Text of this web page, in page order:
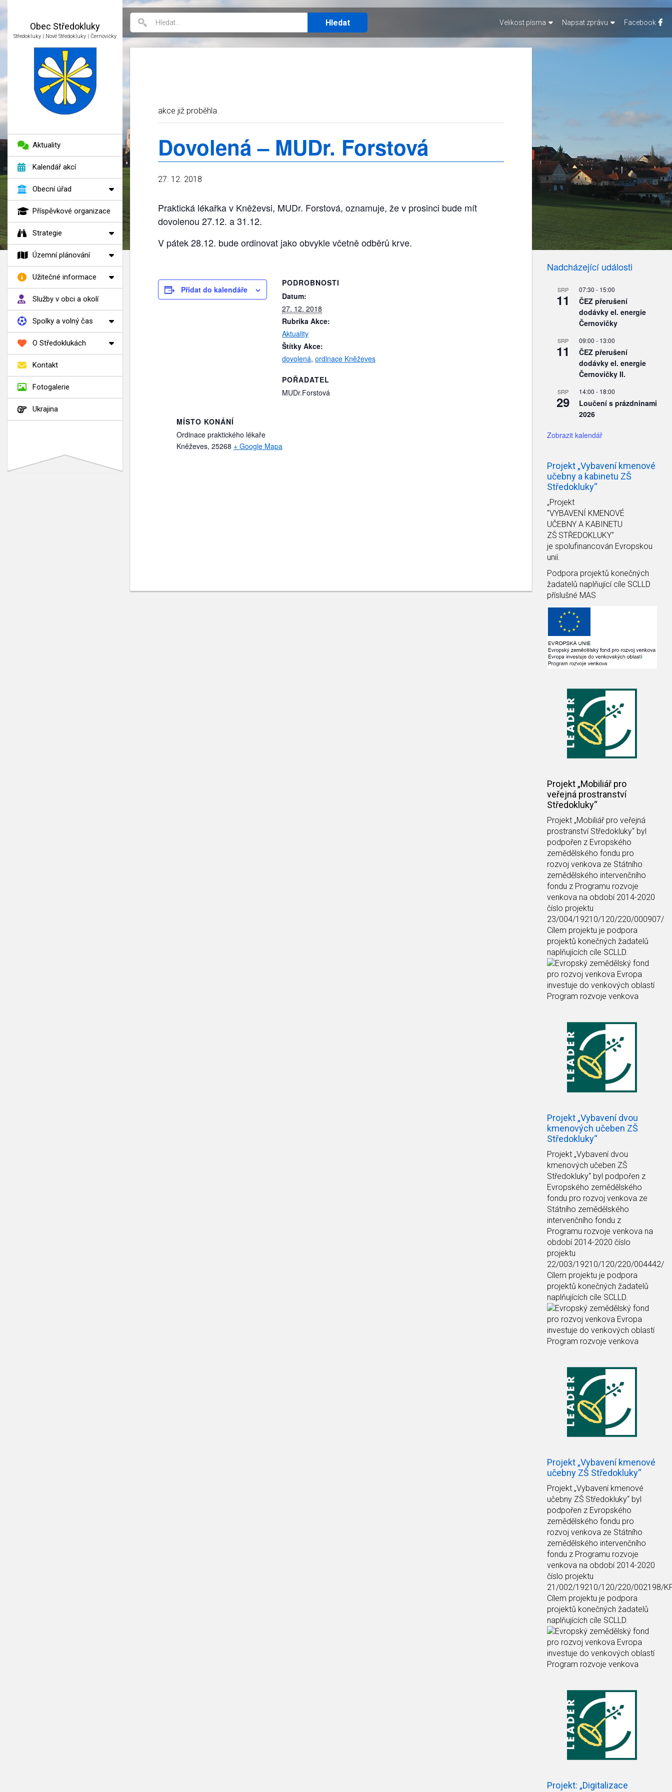
Obec Středokluky
Středokluky | Nové Středokluky | Černovičky
akce již proběhla.
Dovolená – MUDr. Forstová
27. 12. 2018
Praktická lékařka v Kněževsi, MUDr. Forstová, oznamuje, že v prosinci bude mít
dovolenou 27.12. a 31.12.
V pátek 28.12. bude ordinovat jako obvykle včetně odběrů krve.
Přidat do kalendáře
PODROBNOSTI
Datum:
27. 12. 2018
Rubrika Akce:
Aktuality
Štítky Akce:
dovolená, ordinace Kněževes
POŘADATEL
MUDr.Forstová
MÍSTO KONÁNÍ
Ordinace praktického lékaře
Kněževes, 25268 + Google Mapa
Nadcházející události
SRP
11
07:30 - 15:00
ČEZ přerušení
dodávky el. energie
Černovičky
SRP
11
09:00 - 13:00
ČEZ přerušení
dodávky el. energie
Černovičky II.
SRP
29
14:00 - 18:00
Loučení s prázdninami
2026
Zobrazit kalendář
Projekt „Vybavení kmenové
učebny a kabinetu ZŠ
Středokluky“
„Projekt
"VYBAVENÍ KMENOVÉ
UČEBNY A KABINETU
ZŠ STŘEDOKLUKY"
je spolufinancován Evropskou
unií.
Podpora projektů konečných
žadatelů naplňující cíle SCLLD
příslušné MAS
Projekt „Mobiliář pro
veřejná prostranství
Středokluky“
Projekt „Mobiliář pro veřejná
prostranství Středokluky“ byl
podpořen z Evropského
zemědělského fondu pro
rozvoj venkova ze Státního
zemědělského intervenčního
fondu z Programu rozvoje
venkova na období 2014-2020
číslo projektu
23/004/19210/120/220/000907/
Cílem projektu je podpora
projektů konečných žadatelů
naplňujících cíle SCLLD.
Projekt „Vybavení dvou
kmenových učeben ZŠ
Středokluky“
Projekt „Vybavení dvou
kmenových učeben ZŠ
Středokluky“ byl podpořen z
Evropského zemědělského
fondu pro rozvoj venkova ze
Státního zemědělského
intervenčního fondu z
Programu rozvoje venkova na
období 2014-2020 číslo
projektu
22/003/19210/120/220/004442/
Cílem projektu je podpora
projektů konečných žadatelů
naplňujících cíle SCLLD.
Projekt „Vybavení kmenové
učebny ZŠ Středokluky“
Projekt „Vybavení kmenové
učebny ZŠ Středokluky“ byl
podpořen z Evropského
zemědělského fondu pro
rozvoj venkova ze Státního
zemědělského intervenčního
fondu z Programu rozvoje
venkova na období 2014-2020
číslo projektu
21/002/19210/120/220/002198/
Cílem projektu je podpora
projektů konečných žadatelů
naplňujících cíle SCLLD.
Projekt: „Digitalizace
Velikost písma Napsat zprávu Facebook
Aktuality
Kalendář akcí
Obecní úřad
Příspěvkové organizace
Strategie
Územní plánování
Užitečné informace
Služby v obci a okolí
Spolky a volný čas
O Středoklukách
Kontakt
Fotogalerie
Ukrajina